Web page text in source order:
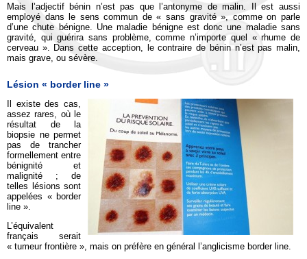
Mais l’adjectif bénin n’est pas que l’antonyme de malin. Il est aussi
employé dans le sens commun de « sans gravité », comme on parle
d’une chute bénigne. Une maladie bénigne est donc une maladie sans
gravité, qui guérira sans problème, comme n’importe quel « rhume de
cerveau ». Dans cette acception, le contraire de bénin n’est pas malin,
mais grave, ou sévère.
Lésion « border line »
Il existe des cas,
assez rares, où le
résultat de la
biopsie ne permet
pas de trancher
formellement entre
bénignité et
malignité ; de
telles lésions sont
appelées « border
line ».
L’équivalent
français serait
« tumeur frontière », mais on préfère en général l’anglicisme border line.